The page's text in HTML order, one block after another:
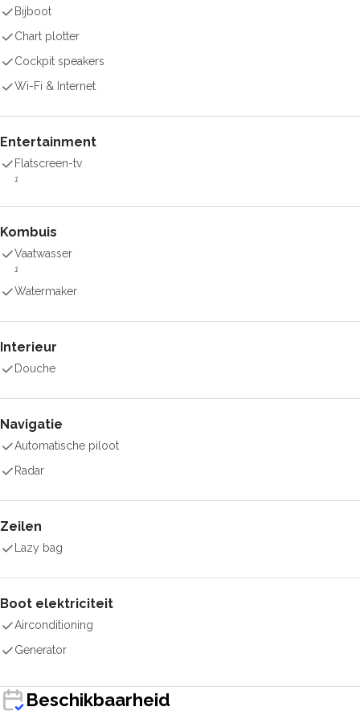
Bijboot
Chart plotter
Cockpit speakers
Wi-Fi & Internet
Entertainment
Flatscreen-tv
1
Kombuis
Vaatwasser
1
Watermaker
Interieur
Douche
Navigatie
Automatische piloot
Radar
Zeilen
Lazy bag
Boot elektriciteit
Airconditioning
Generator
Beschikbaarheid